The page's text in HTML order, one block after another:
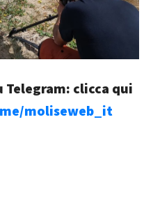
Telegram: clicca qui
moliseweb_it